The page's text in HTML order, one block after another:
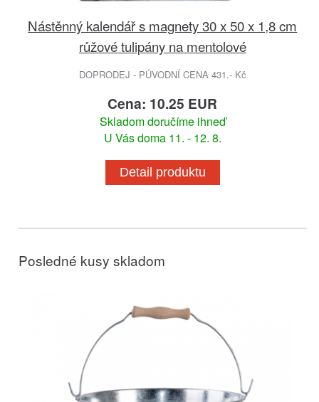
Nástěnný kalendář s magnety 30 x 50 x 1,8 cm
růžové tulipány na mentolové
DOPRODEJ - PŮVODNÍ CENA 431.- Kč
Cena: 10.25 EUR
Skladom doručíme ihneď
U Vás doma 11. - 12. 8.
Detail produktu
Posledné kusy skladom